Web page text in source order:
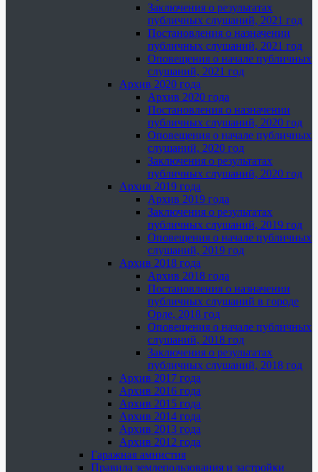
Заключения о результатах
публичных слушаний, 2021 год
Постановления о назначении
публичных слушаний, 2021 год
Оповещения о начале публичных
слушаний, 2021 год
Архив 2020 года
Архив 2020 года
Постановления о назначении
публичных слушаний, 2020 год
Оповещения о начале публичных
слушаний, 2020 год
Заключения о результатах
публичных слушаний, 2020 год
Архив 2019 года
Архив 2019 года
Заключения о результатах
публичных слушаний, 2019 год
Оповещения о начале публичных
слушаний, 2019 год
Архив 2018 года
Архив 2018 года
Постановления о назначении
публичных слушаний в городе
Орле, 2018 год
Оповещения о начале публичных
слушаний, 2018 год
Заключения о результатах
публичных слушаний, 2018 год
Архив 2017 года
Архив 2016 года
Архив 2015 года
Архив 2014 года
Архив 2013 года
Архив 2012 года
Гаражная амнистия
Правила землепользования и застройки